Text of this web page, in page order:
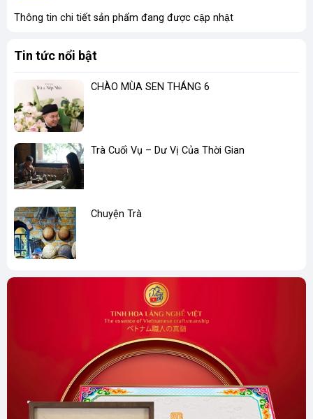
Thông tin chi tiết sản phẩm đang được cập nhật
Tin tức nổi bật
CHÀO MÙA SEN THÁNG 6
Trà Cuối Vụ – Dư Vị Của Thời Gian
Chuyện Trà